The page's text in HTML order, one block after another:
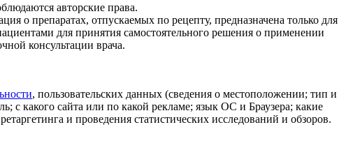
авторские права.
о препаратах, отпускаемых по рецепту, предназначена только для
для принятия самостоятельного решения о применении
консультации врача.
, пользовательских данных (сведения о местоположении; тип и
с какого сайта или по какой рекламе; язык ОС и Браузера; какие
и проведения статистических исследований и обзоров.